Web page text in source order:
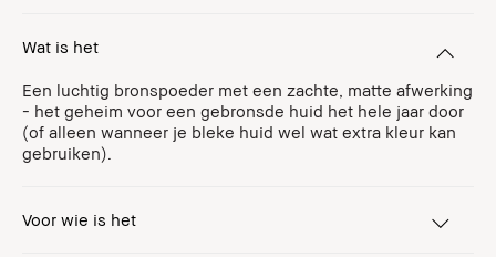
Wat is het
Een luchtig bronspoeder met een zachte, matte afwerking
- het geheim voor een gebronsde huid het hele jaar door
(of alleen wanneer je bleke huid wel wat extra kleur kan
gebruiken).
Voor wie is het